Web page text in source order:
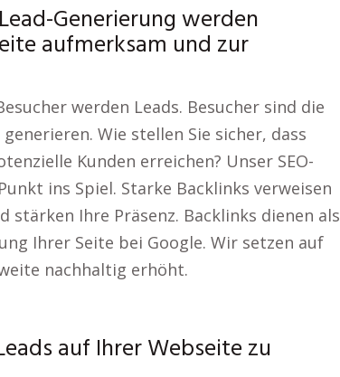
Generierung werden
aufmerksam und zur
werden Leads. Besucher sind die
Wie stellen Sie sicher, dass
Kunden erreichen? Unser SEO-
ins Spiel. Starke Backlinks verweisen
Ihre Präsenz. Backlinks dienen als
Ihrer Seite bei Google. Wir setzen auf
nachhaltig erhöht.
auf Ihrer Webseite zu